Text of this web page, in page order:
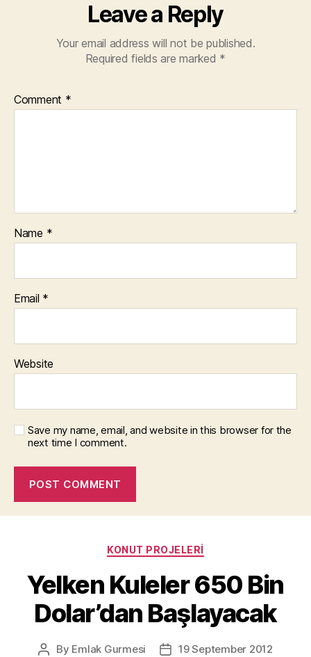
Leave a Reply
Your email address will not be published.
Required fields are marked *
Comment *
Name *
Email *
Website
Save my name, email, and website in this browser for the
next time I comment.
Categories
KONUT PROJELERI
Yelken Kuleler 650 Bin
Dolar’dan Başlayacak
Post
By Emlak Gurmesi
Post19 September 2012